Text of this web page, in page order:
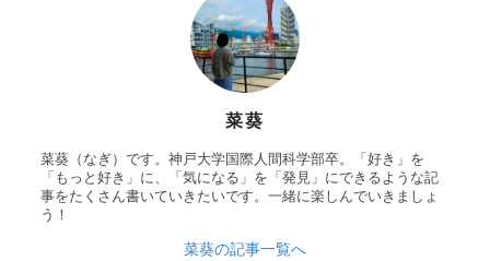
菜葵
菜葵（なぎ）です。神戸大学国際人間科学部卒。「好き」を
「もっと好き」に、「気になる」を「発見」にできるような記
事をたくさん書いていきたいです。一緒に楽しんでいきましょ
う！
菜葵の記事一覧へ